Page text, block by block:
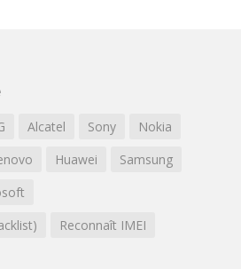
Alcatel Sony
Nokia
Huawei
Samsung
Reconnaît IMEI